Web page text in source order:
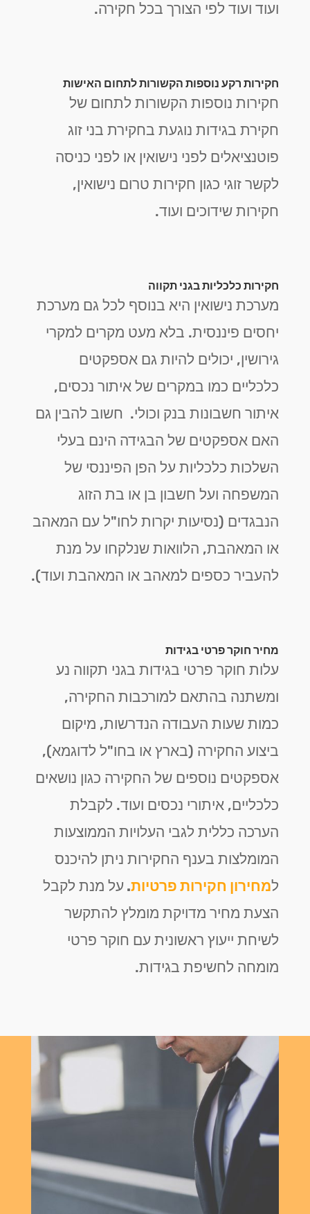
ועוד ועוד לפי הצורך בכל חקירה.
חקירות רקע נוספות הקשורות לתחום האישות
חקירות נוספות הקשורות לתחום של
חקירת בגידות נוגעת בחקירת בני זוג
פוטנציאלים לפני נישואין או לפני כניסה
לקשר זוגי כגון חקירות טרום נישואין,
חקירות שידוכים ועוד.
חקירות כלכליות בגני תקווה
מערכת נישואין היא בנוסף לכל גם מערכת
יחסים פיננסית. בלא מעט מקרים למקרי
גירושין, יכולים להיות גם אספקטים
כלכליים כמו במקרים של איתור נכסים,
איתור חשבונות בנק וכולי. חשוב להבין גם
האם אספקטים של הבגידה הינם בעלי
השלכות כלכליות על הפן הפיננסי של
המשפחה ועל חשבון בן או בת הזוג
הנבגדים (נסיעות יקרות לחו"ל עם המאהב
או המאהבת, הלוואות שנלקחו על מנת
להעביר כספים למאהב או המאהבת ועוד).
מחיר חוקר פרטי בגידות
עלות חוקר פרטי בגידות בגני תקווה נע
ומשתנה בהתאם למורכבות החקירה,
כמות שעות העבודה הנדרשות, מיקום
ביצוע החקירה (בארץ או בחו"ל לדוגמא),
אספקטים נוספים של החקירה כגון נושאים
כלכליים, איתורי נכסים ועוד. לקבלת
הערכה כללית לגבי העלויות הממוצעות
המומלצות בענף החקירות ניתן להיכנס
למחירון חקירות פרטיות. על מנת לקבל
הצעת מחיר מדויקת מומלץ להתקשר
לשיחת ייעוץ ראשונית עם חוקר פרטי
מומחה לחשיפת בגידות.